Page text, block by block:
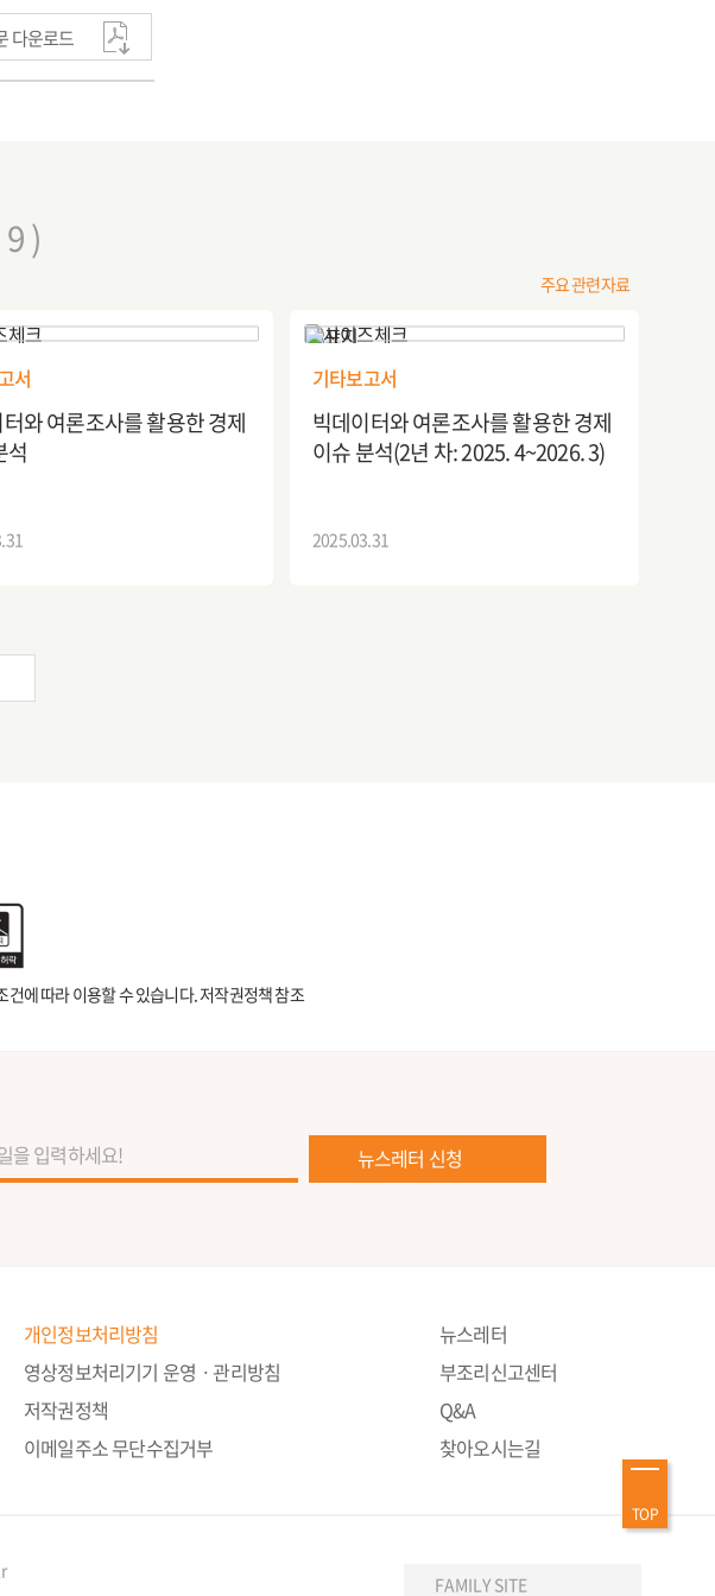
다운로드
)
주요 관련자료
서
와 여론조사를 활용한 경제
석
기타보고서
빅데이터와 여론조사를 활용한 경제
이슈 분석(2년 차: 2025. 4~2026. 3)
2025.03.31
건에 따라 이용할 수 있습니다.저작권정책 참조
뉴스레터 신청
개인정보처리방침
영상정보처리기기 운영ㆍ관리방침
저작권정책
이메일주소 무단수집거부
뉴스레터
부조리신고센터
Q&A
찾아오시는길
FAMILY SITE
TOP